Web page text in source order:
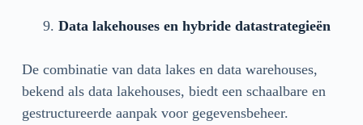
Data lakehouses en hybride datastrategieën
De combinatie van data lakes en data warehouses,
bekend als data lakehouses, biedt een schaalbare en
gestructureerde aanpak voor gegevensbeheer.